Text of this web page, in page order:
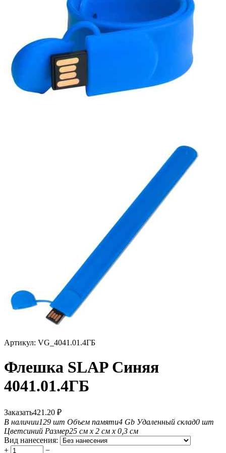
Артикул: VG_4041.01.4ГБ
Флешка SLAP Синяя
4041.01.4ГБ
Заказать421.20 ₽
В наличии129 шт Объем памяти4 Gb Удаленный склад0 шт
Цветсиний Размер25 см х 2 см х 0,3 см
Вид нанесения:
+
−